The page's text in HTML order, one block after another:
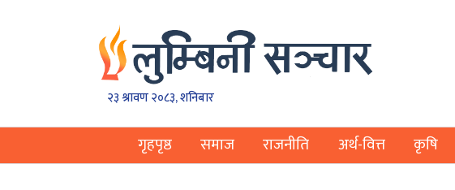
२३ श्रावण २०८३, शनिबार
गृहपृष्ठ समाज राजनीति अर्थ-वित्त कृषि